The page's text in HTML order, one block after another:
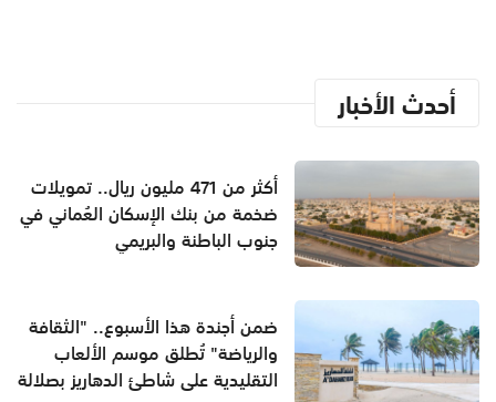
أحدث الأخبار
أكثر من 471 مليون ريال.. تمويلات
ضخمة من بنك الإسكان العُماني في
جنوب الباطنة والبريمي
ضمن أجندة هذا الأسبوع.. "الثقافة
والرياضة" تُطلق موسم الألعاب
التقليدية على شاطئ الدهاريز بصلالة